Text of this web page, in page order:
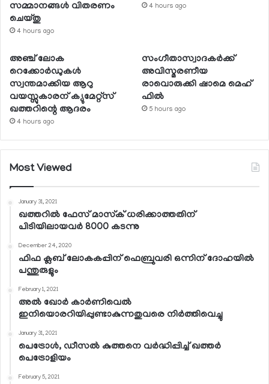
സമ്മാനങ്ങള്‍ വിതരണം
ചെയ്തു
4 hours ago
4 hours ago
അഞ്ച് ലോക
റെക്കോര്‍ഡുകള്‍
സ്വന്തമാക്കിയ ആറു
വയസ്സുകാരന് ക്യുമേറ്റ്‌സ്
ഖത്തറിന്റെ ആദരം
4 hours ago
സംഗീതാസ്വാദകര്‍ക്ക്
അവിസ്മരണീയ
രാവൊരുക്കി ഷാമെ മെഹ്
ഫില്‍
5 hours ago
Most Viewed
January 31, 2021
ഖത്തറില്‍ ഫേസ് മാസ്‌ക് ധരിക്കാത്തതിന്
പിടിയിലായവര്‍ 8000 കടന്നു
December 24, 2020
ഫിഫ ക്ലബ് ലോകകപ്പിന് ഫെബ്രുവരി ഒന്നിന് ദോഹയില്‍
പന്തുരുളും
February 1, 2021
അല്‍ ഖോര്‍ കാര്‍ണിവെല്‍
ഇനിയൊരറിയിപ്പുണ്ടാകുന്നതുവരെ നിര്‍ത്തിവെച്ചു
January 31, 2021
പെട്രോള്‍, ഡീസല്‍ കുത്തനെ വര്‍ദ്ധിപ്പിച്ച് ഖത്തര്‍
പെട്രോളിയം
February 5, 2021